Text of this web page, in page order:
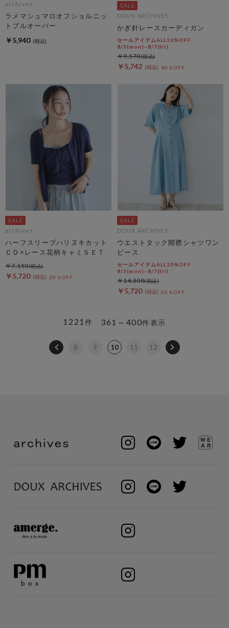
archives
ラメマシュマロオフショルニッ
トプルオーバー
￥5,940
DOUX ARCHIVES
かぎ針レースカーディガン
セールアイテムALL10%OFF
8/3(mon)~8/7(fri)
￥5,742 40％OFF
￥9,570
archives
ハーフスリーブハリヌキカット
ＣＤ×レース花柄キャミＳＥＴ
￥5,720 20％OFF
￥7,150
DOUX ARCHIVES
ウエストタック開襟シャツワン
ピース
セールアイテムALL10%OFF
8/3(mon)~8/7(fri)
￥5,720 60％OFF
￥14,300
361～400件表示
1221 件
8 9 10 11 12